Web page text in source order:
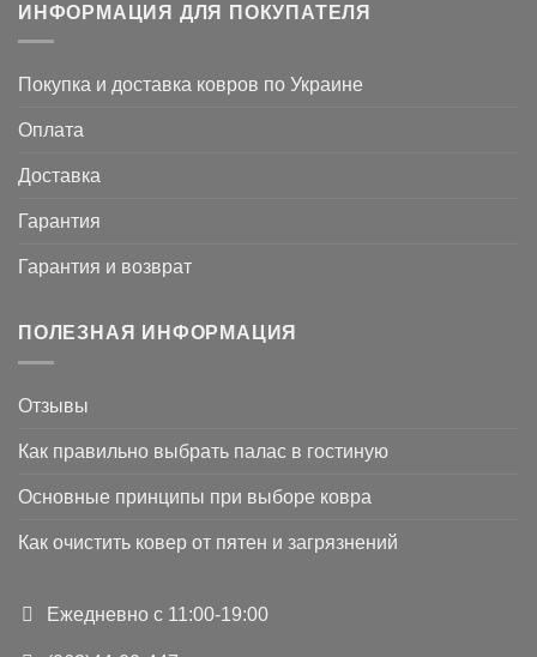
ИНФОРМАЦИЯ ДЛЯ ПОКУПАТЕЛЯ
Покупка и доставка ковров по Украине
Оплата
Доставка
Гарантия
Гарантия и возврат
ПОЛЕЗНАЯ ИНФОРМАЦИЯ
Отзывы
Как правильно выбрать палас в гостиную
Основные принципы при выборе ковра
Как очистить ковер от пятен и загрязнений
Ежедневно с 11:00-19:00